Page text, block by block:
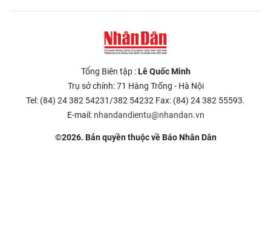
Tổng Biên tập :Lê Quốc Minh
Trụ sở chính: 71 Hàng Trống - Hà Nội
Tel: (84) 24 382 54231/382 54232 Fax: (84) 24 382 55593.
E-mail: nhandandientu@nhandan.vn
©2026. Bản quyền thuộc về Báo Nhân Dân